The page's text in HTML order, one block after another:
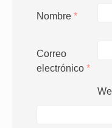
Nombre *
Correo
electrónico *